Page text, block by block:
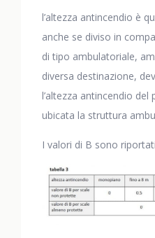
l’altezza antincendio è
anche se diviso in
di tipo ambulatoriale,
diversa destinazione,
l’altezza antincendio
ubicata la struttura
I valori di B sono